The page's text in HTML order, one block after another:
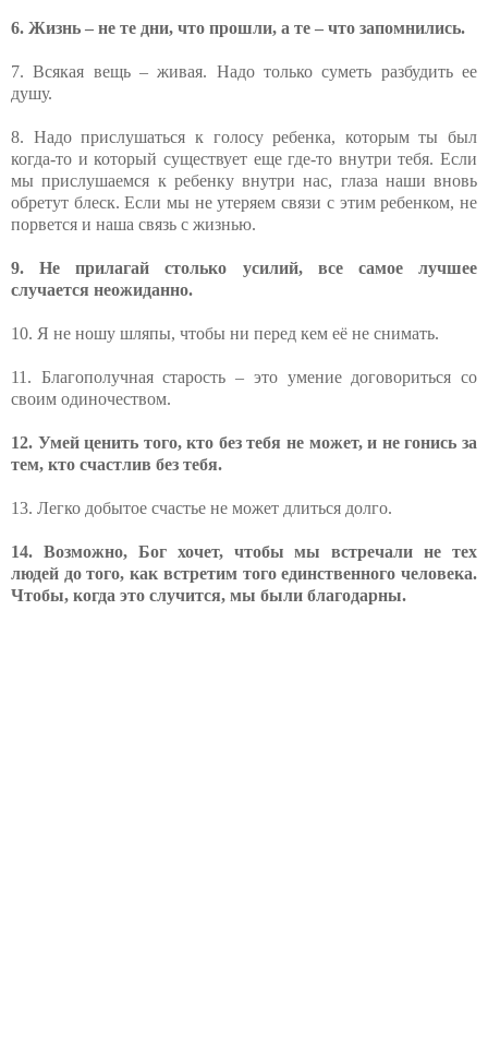
6. Жизнь – не те дни, что прошли, а те – что запомнились.
7. Всякая вещь – живая. Надо только суметь разбудить ее
душу.
8. Надо прислушаться к голосу ребенка, которым ты был
когда-то и который существует еще где-то внутри тебя. Если
мы прислушаемся к ребенку внутри нас, глаза наши вновь
обретут блеск. Если мы не утеряем связи с этим ребенком, не
порвется и наша связь с жизнью.
9. Не прилагай столько усилий, все самое лучшее
случается неожиданно.
10. Я не ношу шляпы, чтобы ни перед кем её не снимать.
11. Благополучная старость – это умение договориться со
своим одиночеством.
12. Умей ценить того, кто без тебя не может, и не гонись за
тем, кто счастлив без тебя.
13. Легко добытое счастье не может длиться долго.
14. Возможно, Бог хочет, чтобы мы встречали не тех
людей до того, как встретим того единственного человека.
Чтобы, когда это случится, мы были благодарны.